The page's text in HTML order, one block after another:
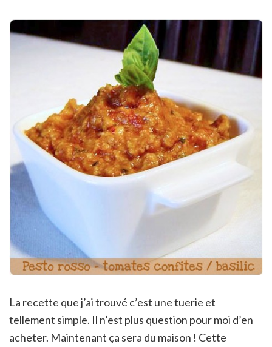
La recette que j’ai trouvé c’est une tuerie et
tellement simple. Il n’est plus question pour moi d’en
acheter. Maintenant ça sera du maison ! Cette